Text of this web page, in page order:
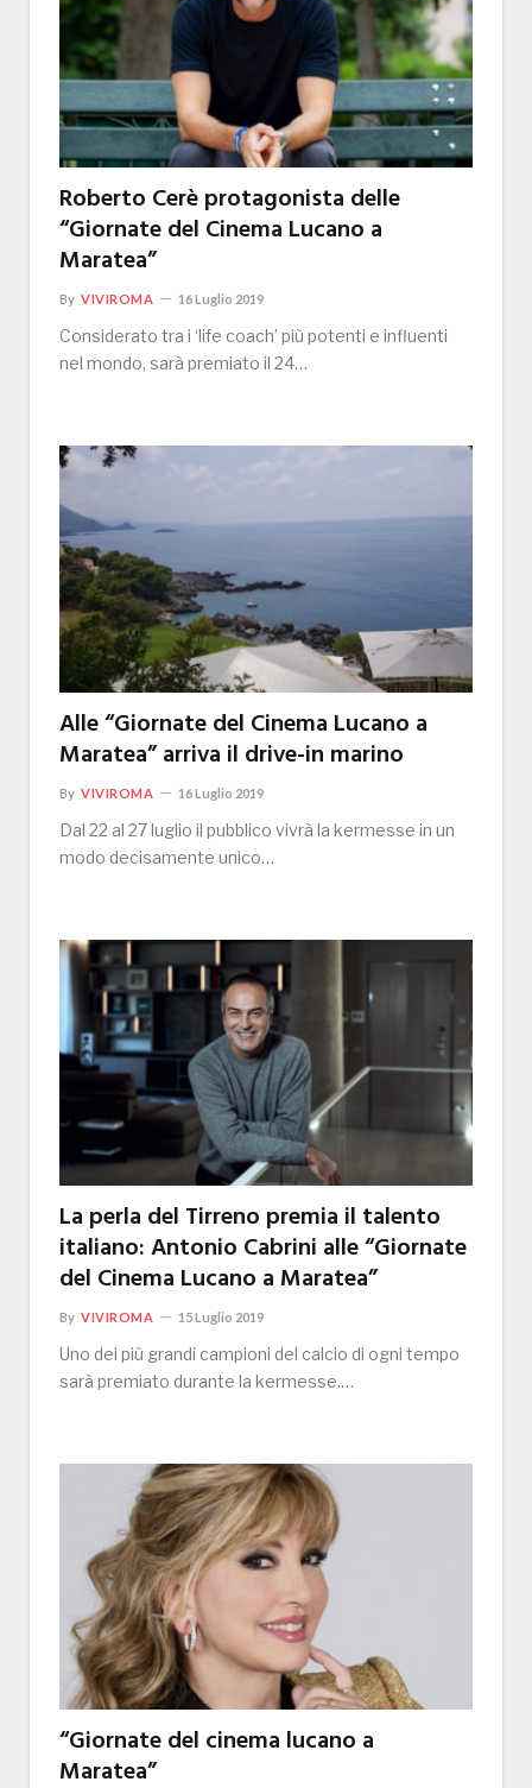
Roberto Cerè protagonista delle
“Giornate del Cinema Lucano a
Maratea”
By VIVIROMA 16 Luglio 2019
Considerato tra i ‘life coach’ più potenti e influenti
nel mondo, sarà premiato il 24…
Alle “Giornate del Cinema Lucano a
Maratea” arriva il drive-in marino
By VIVIROMA 16 Luglio 2019
Dal 22 al 27 luglio il pubblico vivrà la kermesse in un
modo decisamente unico…
La perla del Tirreno premia il talento
italiano: Antonio Cabrini alle “Giornate
del Cinema Lucano a Maratea”
By VIVIROMA 15 Luglio 2019
Uno dei più grandi campioni del calcio di ogni tempo
sarà premiato durante la kermesse.…
“Giornate del cinema lucano a
Maratea”